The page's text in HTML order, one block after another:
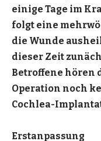
einige Tage im
folgt eine
die Wunde
dieser Zeit
Betroffene hören
Operation noch
Cochlea-
Erstanpassung